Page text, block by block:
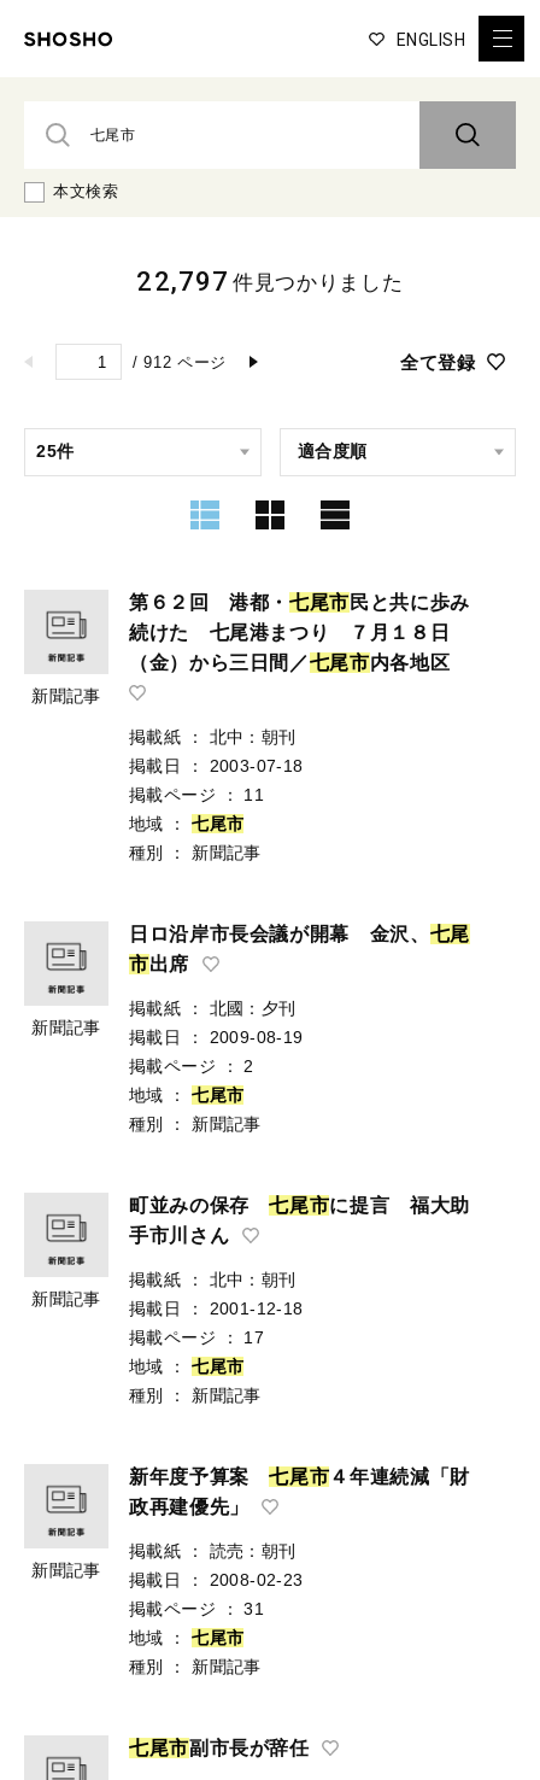
ENGLISH
本文検索
/ 912 ページ 全て登録
22,797 件見つかりました
新聞記事
第６２回 港都・七尾市 民と共に歩み
続けた 七尾港まつり ７月１８日
（金）から三日間／七尾市内各地区
掲載紙 ：
北中：朝刊
掲載日
：
2003-07-18
掲載ページ
：
11
地域
： 七尾市
種別
： 新聞記事
新聞記事
日ロ沿岸市長会議が開幕 金沢、 七尾
市出席
掲載紙 ：
北國：夕刊
掲載日
：
2009-08-19
掲載ページ
：
2
地域
： 七尾市
種別
： 新聞記事
新聞記事
町並みの保存七尾市に提言 福大助
手市川さん
掲載紙 ：
北中：朝刊
掲載日
：
2001-12-18
掲載ページ
：
17
地域
： 七尾市
種別
： 新聞記事
新聞記事
新年度予算案七尾市４年連続減「財
政再建優先」
掲載紙 ：
読売：朝刊
掲載日
：
2008-02-23
掲載ページ
：
31
地域
： 七尾市
種別
： 新聞記事
七尾市副市長が辞任